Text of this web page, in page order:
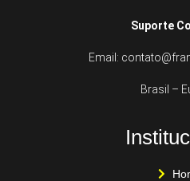
Suporte
Email:
Brasil –